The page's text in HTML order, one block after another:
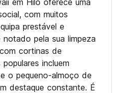
para mais
nossa política de
reserva.
as datas e horários das
Por favor, pergunte
no check-in.
em Hilo oferece uma
com muitos
prestável e
pela sua limpeza
cortinas de
incluem
o pequeno-almoço de
destaque constante. É